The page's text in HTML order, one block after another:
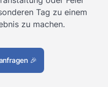
Tag zu einem
zu machen.
🎉